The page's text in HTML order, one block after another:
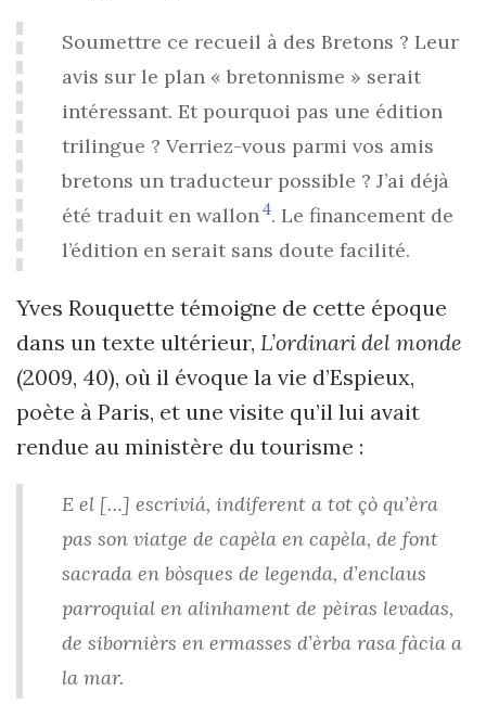
Soumettre ce recueil à des Bretons ? Leur
avis sur le plan « bretonnisme » serait
intéressant. Et pourquoi pas une édition
trilingue ? Verriez-vous parmi vos amis
bretons un traducteur possible ? J’ai déjà
été traduit en wallon4. Le financement de
l’édition en serait sans doute facilité.
Yves Rouquette témoigne de cette époque
dans un texte ultérieur, L’ordinari del monde
(2009, 40), où il évoque la vie d’Espieux,
poète à Paris, et une visite qu’il lui avait
rendue au ministère du tourisme :
E el […] escriviá, indiferent a tot çò qu’èra
pas son viatge de capèla en capèla, de font
sacrada en bòsques de legenda, d’enclaus
parroquial en alinhament de pèiras levadas,
de sibornièrs en ermasses d’èrba rasa fàcia a
la mar.